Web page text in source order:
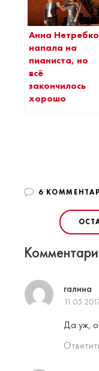
Анна Нетребко
напала на
пианиста, но
всё
закончилось
хорошо
6
галина
Да уж,